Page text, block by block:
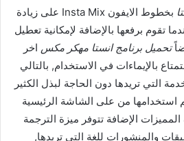
بخطوط الايفون Insta Mix على زيادة
تقوم برفعها بالإضافة لإمكانية تعطيل
تحميل برنامج انستا مهكر مكس اخر
بالإيماءات في الاستخدام, بالتالي
التي تريدها دون الحاجة لبذل الكثير
استخدامها من على الشاشة الرئيسية
الإضافة تتوفر ميزة الترجمة
والمنشورات للغة التي تريدها,